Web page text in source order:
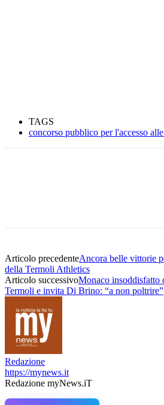
TAGS
concorso pubblico per l'accesso
Articolo precedenteAncora belle vittorie
della Termoli Athletics
Articolo successivoMonaco insoddisfatto
Termoli e invita Di Brino: “a non poltrire”
Redazione
https://mynews.it
Redazione myNews.iT